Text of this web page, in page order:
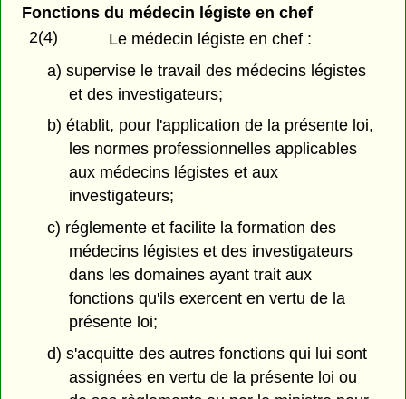
Fonctions du médecin légiste en chef
2(4)
Le médecin légiste en chef :
a) supervise le travail des médecins légistes
et des investigateurs;
b) établit, pour l'application de la présente loi,
les normes professionnelles applicables
aux médecins légistes et aux
investigateurs;
c) réglemente et facilite la formation des
médecins légistes et des investigateurs
dans les domaines ayant trait aux
fonctions qu'ils exercent en vertu de la
présente loi;
d) s'acquitte des autres fonctions qui lui sont
assignées en vertu de la présente loi ou